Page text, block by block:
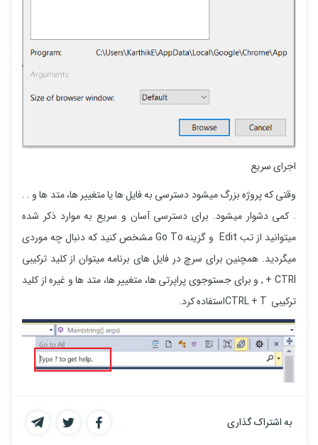
اجرای سریع
وقتی که پروژه بزرگ میشود دسترسی به فایل ها یا متغییر ها، متد ها و . .
. کمی دشوار میشود. برای دسترسی آسان و سریع به موارد ذکر شده
میتوانید از تب Edit و گزینه Go To مشخص کنید که دنبال چه موردی
میگردید. همچنین برای سرچ در فایل های برنامه میتوان از کلید ترکیبی
CTRl + , و برای جستوجوی پراپرتی ها، متغییر ها، متد ها و غیره از کلید
ترکیبی CTRL + Tاستفاده کرد.
به اشتراک گذاری